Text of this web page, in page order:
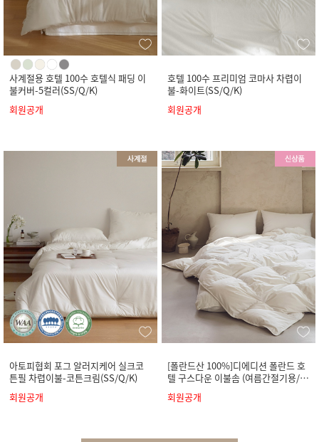
사계절용 호텔 100수 호텔식 패딩 이
불커버-5컬러(SS/Q/K)
회원공개
호텔 100수 프리미엄 코마사 차렵이
불-화이트(SS/Q/K)
회원공개
아토피협회 포그 알러지케어 실크코
튼필 차렵이불-코튼크림(SS/Q/K)
회원공개
[폴란드산 100%]디에디션 폴란드 호
텔 구스다운 이불솜 (여름간절기용/사
계절용)
회원공개